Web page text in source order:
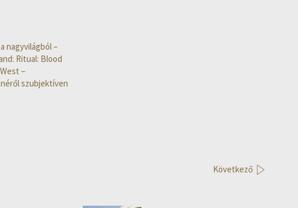
nagyvilágból –
Ritual: Blood
–
szubjektíven
Következő